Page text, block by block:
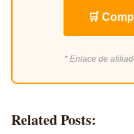
🛒
* Enlace de
Related Posts: